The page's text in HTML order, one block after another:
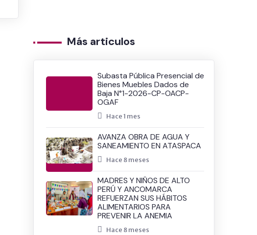
Más articulos
Subasta Pública Presencial de
Bienes Muebles Dados de
Baja N°1-2026-CP-OACP-
OGAF
Hace 1 mes
AVANZA OBRA DE AGUA Y
SANEAMIENTO EN ATASPACA
Hace 8 meses
MADRES Y NIÑOS DE ALTO
PERÚ Y ANCOMARCA
REFUERZAN SUS HÁBITOS
ALIMENTARIOS PARA
PREVENIR LA ANEMIA
Hace 8 meses